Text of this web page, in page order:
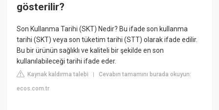
gösterilir?
Son Kullanma Tarihi (SKT) Nedir? Bu ifade son kullanma
tarihi (SKT) veya son tüketim tarihi (STT) olarak ifade edilir.
Bu bir ürünün sağlıklı ve kaliteli bir şekilde en son
kullanılabileceği tarihi ifade eder.
Kaynak kaldırma talebi |Cevabın tamamını burada okuyun:
ecos.com.tr